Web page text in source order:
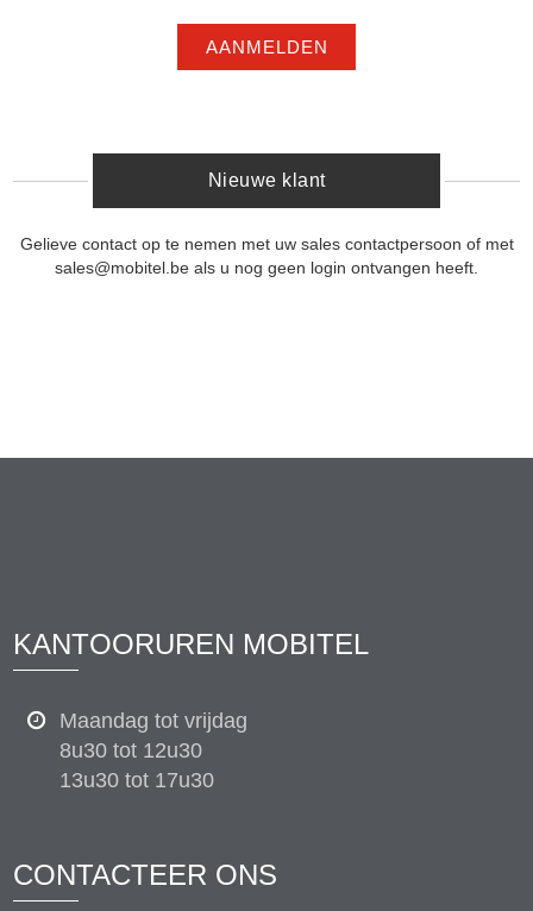
AANMELDEN
Nieuwe klant
Gelieve contact op te nemen met uw sales contactpersoon of met
sales@mobitel.be als u nog geen login ontvangen heeft.
KANTOORUREN MOBITEL
Maandag tot vrijdag
8u30 tot 12u30
13u30 tot 17u30
CONTACTEER ONS